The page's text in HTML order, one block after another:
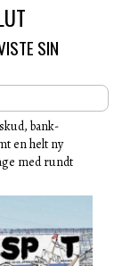
SIN
bank-
en helt ny
med rundt